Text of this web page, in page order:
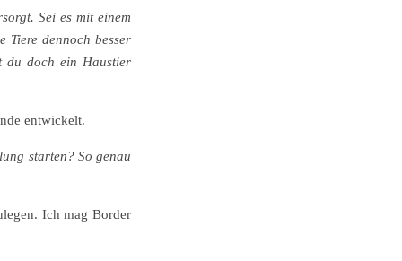
Sei es mit einem
Tiere dennoch besser
du doch ein Haustier
entwickelt.
starten? So genau
Ich mag Border